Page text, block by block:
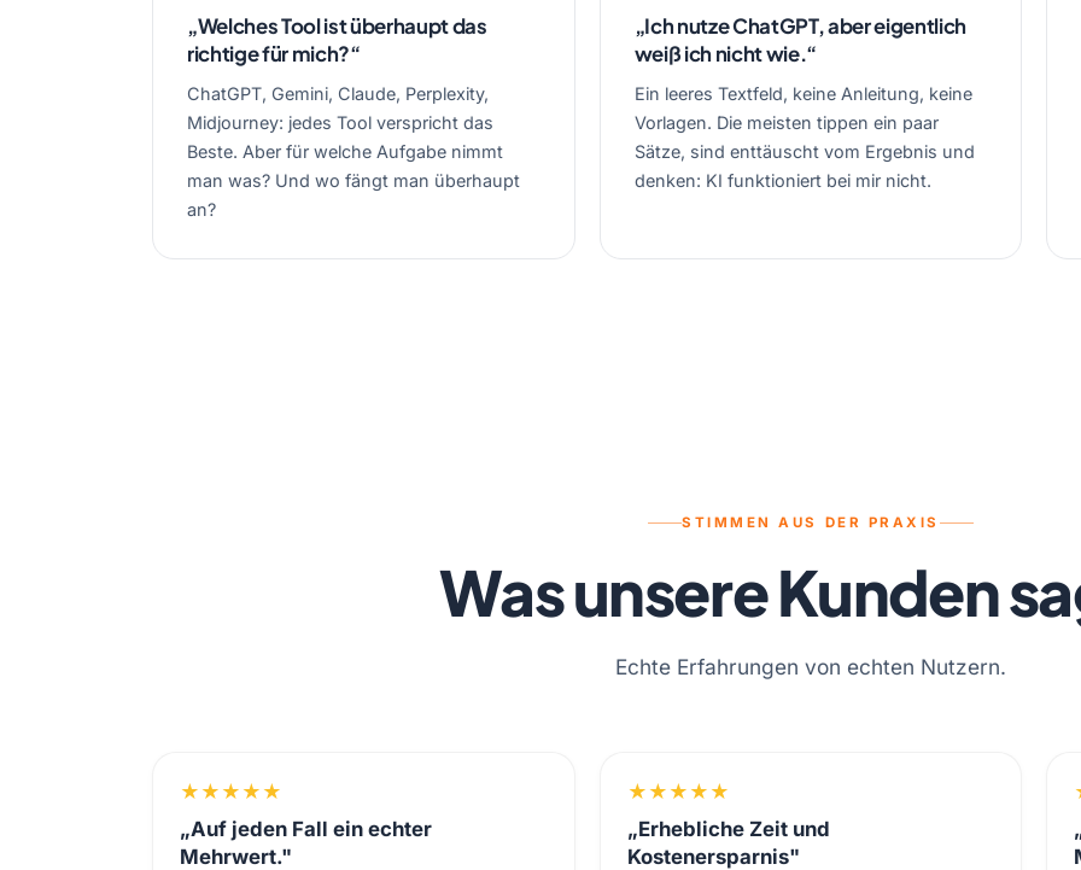
„Welches Tool ist überhaupt das
richtige für mich?“
ChatGPT, Gemini, Claude, Perplexity,
Midjourney: jedes Tool verspricht das
Beste. Aber für welche Aufgabe nimmt
man was? Und wo fängt man überhaupt
an?
„Ich nutze ChatGPT, aber eigentlich
weiß ich nicht wie.“
Ein leeres Textfeld, keine Anleitung, keine
Vorlagen. Die meisten tippen ein paar
Sätze, sind enttäuscht vom Ergebnis und
denken: KI funktioniert bei mir nicht.
STIMMEN AUS DER PRAXIS
Was unsere Kunden
Echte Erfahrungen von echten Nutzern.
★ ★ ★ ★ ★
„Auf jeden Fall ein echter
Mehrwert."
★ ★ ★ ★ ★
„Erhebliche Zeit und
Kostenersparnis"